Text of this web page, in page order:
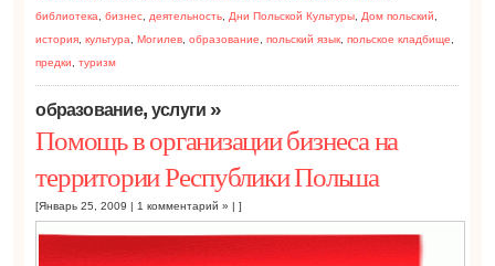
библиотека
,бизнес деятельность Дни Польской Культуры Дом польский
история ,культура ,Могилев ,образование ,польский язык ,польское кладбище
предки
,туризм
образование, услуги »
Помощь в организации бизнеса на
территории Республики Польша
[Январь 25, 2009 | 1 комментарий » | ]